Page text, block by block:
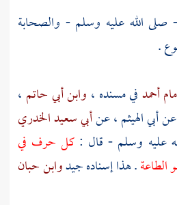
الله عليه وسلم - والصحابة
.
أحمدفي مسنده ، وابن أبي حاتم ،
أبي الهيثم، عنأبي سعيد الخدري
عليه وسلم - قال : كل حرف في
الطاعة. هذا إسناده جيدوابن حبان